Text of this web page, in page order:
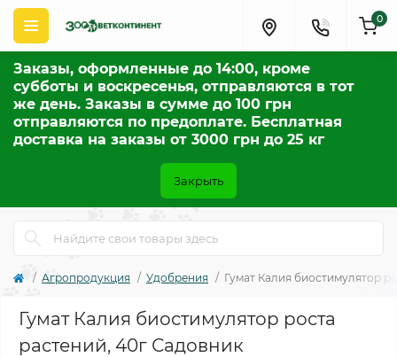
Заказы, оформленные до 14:00, кроме
субботы и воскресенья, отправляются в тот
же день. Заказы в сумме до 100 грн
отправляются по предоплате. Бесплатная
доставка на заказы от 3000 грн до 25 кг
Закрыть
0
Агропродукция Удобрения Гумат Калия биостимулятор
Гумат Калия биостимулятор роста
растений, 40г Садовник